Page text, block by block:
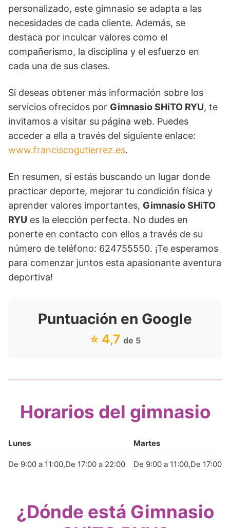
personalizado, este gimnasio se adapta a las
necesidades de cada cliente. Además, se
destaca por inculcar valores como el
compañerismo, la disciplina y el esfuerzo en
cada una de sus clases.
Si deseas obtener más información sobre los
servicios ofrecidos por Gimnasio SHiTO RYU, te
invitamos a visitar su página web. Puedes
acceder a ella a través del siguiente enlace:
www.franciscogutierrez.es.
En resumen, si estás buscando un lugar donde
practicar deporte, mejorar tu condición física y
aprender valores importantes, Gimnasio SHiTO
RYU es la elección perfecta. No dudes en
ponerte en contacto con ellos a través de su
número de teléfono: 624755550. ¡Te esperamos
para comenzar juntos esta apasionante aventura
deportiva!
Puntuación en Google
⭐ 4,7 de 5
Horarios del gimnasio
Lunes Martes
De 9:00 a 11:00,De 17:00 a 22:00 De 9:00 a 11:00,De 17:00
¿Dónde está Gimnasio